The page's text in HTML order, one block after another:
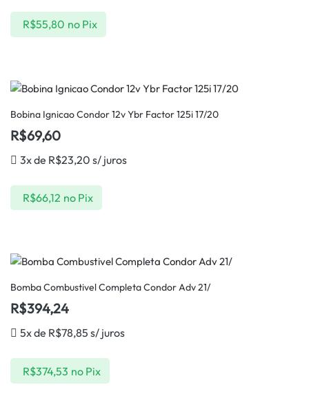
R$55,80 no Pix
Bobina Ignicao Condor 12v Ybr Factor 125i 17/20
R$69,60
3x de R$23,20 s/ juros
R$66,12 no Pix
Bomba Combustivel Completa Condor Adv 21/
R$394,24
5x de R$78,85 s/ juros
R$374,53 no Pix